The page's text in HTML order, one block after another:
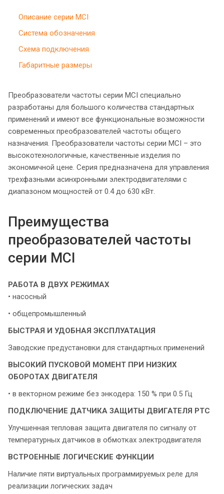
Описание серии MCI
Система обозначения
Схема подключения
Габаритные размеры
Преобразователи частоты серии MCI специально
разработаны для большого количества стандартных
применений и имеют все функциональные возможности
современных преобразователей частоты общего
назначения. Преобразователи частоты серии MCI – это
высокотехнологичные, качественные изделия по
экономичной цене. Серия предназначена для управления
трехфазными асинхронными электродвигателями с
диапазоном мощностей от 0.4 до 630 кВт.
Преимущества
преобразователей частоты
серии MCI
РАБОТА В ДВУХ РЕЖИМАХ
• насосный
• общепромышленный
БЫСТРАЯ И УДОБНАЯ ЭКСПЛУАТАЦИЯ
Заводские предустановки для стандартных применений
ВЫСОКИЙ ПУСКОВОЙ МОМЕНТ ПРИ НИЗКИХ
ОБОРОТАХ ДВИГАТЕЛЯ
• в векторном режиме без энкодера: 150 % при 0.5 Гц
ПОДКЛЮЧЕНИЕ ДАТЧИКА ЗАЩИТЫ ДВИГАТЕЛЯ PTC
Улучшенная тепловая защита двигателя по сигналу от
температурных датчиков в обмотках электродвигателя
ВСТРОЕННЫЕ ЛОГИЧЕСКИЕ ФУНКЦИИ
Наличие пяти виртуальных программируемых реле для
реализации логических задач